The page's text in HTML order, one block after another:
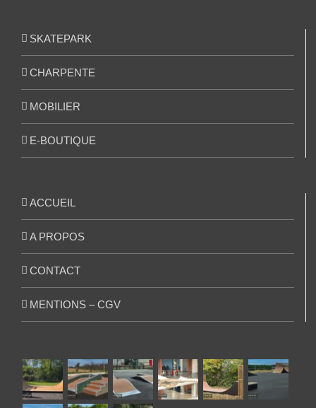
SKATEPARK
CHARPENTE
MOBILIER
E-BOUTIQUE
ACCUEIL
A PROPOS
CONTACT
MENTIONS – CGV